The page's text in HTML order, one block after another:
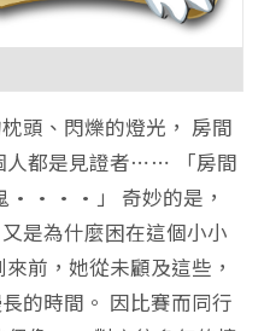
頭、閃爍的燈光， 房間
人都是見證者⋯⋯ 「房間
」 奇妙的是，
是為什麼困在這個小小
前，她從未顧及這些，
的時間。 因比賽而同行